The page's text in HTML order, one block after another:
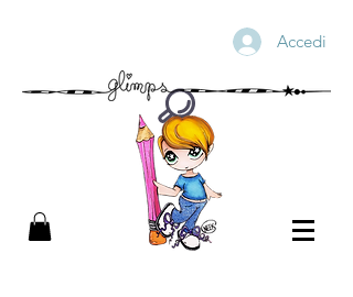
Accedi